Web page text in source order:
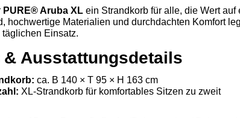
PURE® Aruba XL ein Strandkorb für alle, die Wert auf
hochwertige Materialien und durchdachten Komfort
Einsatz.
& Ausstattungsdetails
ca. B 140 × T 95 × H 163 cm
XL-Strandkorb für komfortables Sitzen zu zweit